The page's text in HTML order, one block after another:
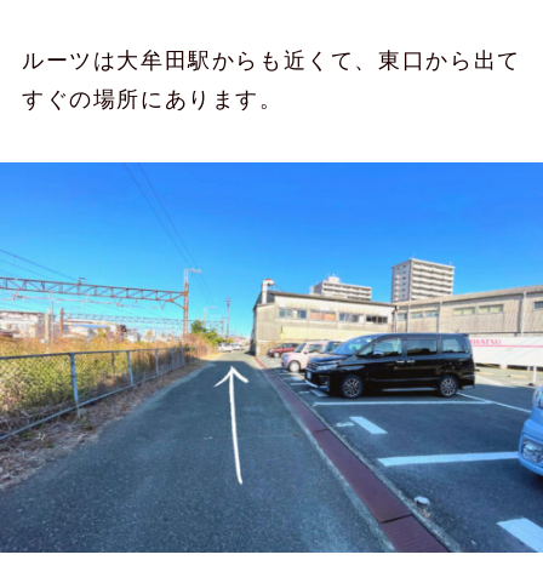
ルーツは大牟田駅からも近くて、東口から出て
すぐの場所にあります。